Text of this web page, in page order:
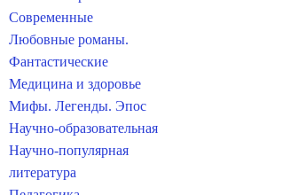
Современные
Любовные романы.
Фантастические
Медицина и здоровье
Мифы. Легенды. Эпос
Научно-образовательная
Научно-популярная
литература